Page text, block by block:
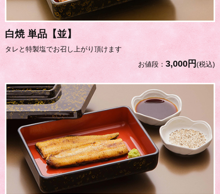
白焼 単品【並】
タレと特製塩でお召し上がり頂けます
お値段： 3,000円(税込)